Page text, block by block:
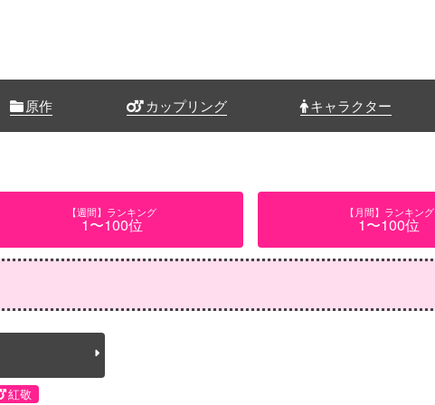
原作 カップリング キャラクター
【週間】ランキング
1〜100位
【月間】ランキング
1〜100位
紅敬